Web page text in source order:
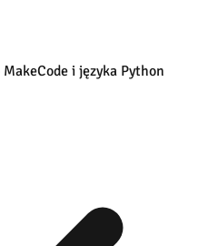
i języka Python